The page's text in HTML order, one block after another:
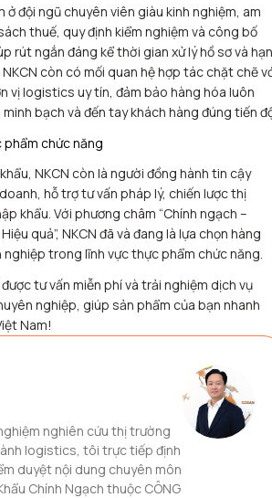
ở đội ngũ chuyên viên giàu kinh nghiệm, am
thuế, quy định kiểm nghiệm và công bố
rút ngắn đáng kể thời gian xử lý hồ sơ và hạn
còn có mối quan hệ hợp tác chặt chẽ
vị logistics uy tín, đảm bảo hàng hóa luôn
bạch và đến tay khách hàng đúng tiến
NKCN còn là người đồng hành tin cậy
hỗ trợ tư vấn pháp lý, chiến lược thị
khẩu. Với phương châm “Chính ngạch –
quả”, NKCN đã và đang là lựa chọn hàng
trong lĩnh vực thực phẩm chức năng.
tư vấn miễn phí và trải nghiệm dịch vụ
nghiệp, giúp sản phẩm của bạn nhanh
Nam!
nghiên cứu thị trường
logistics, tôi trực tiếp định
duyệt nội dung chuyên môn
Chính Ngạch thuộc CÔNG